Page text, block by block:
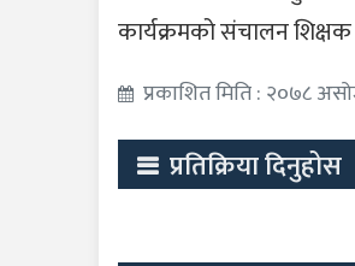
कार्यक्रमको संचालन
प्रकाशित मिति : २०७८
प्रतिक्रिया दिनुहोस